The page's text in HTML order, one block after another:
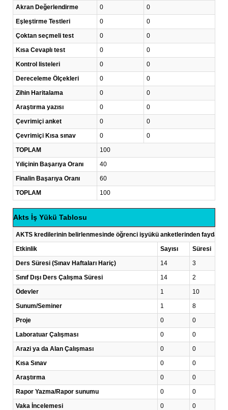
Akran Değerlendirme
0
0
Eşleştirme Testleri
0
0
Çoktan seçmeli test
0
0
Kısa Cevaplı test
0
0
Kontrol listeleri
0
0
Dereceleme Ölçekleri
0
0
Zihin Haritalama
0
0
Araştırma yazısı
0
0
Çevrimiçi anket
0
0
Çevrimiçi Kısa sınav
0
0
TOPLAM
100
Yıliçinin Başarıya Oranı
40
Finalin Başarıya Oranı
60
TOPLAM
100
Akts İş Yükü Tablosu
AKTS kredilerinin belirlenmesinde öğrenci işyükü anketlerinden
Etkinlik
Sayısı Süresi
Ders Süresi (Sınav Haftaları Hariç)
14 3
Sınıf Dışı Ders Çalışma Süresi
14 2
Ödevler
1 10
Sunum/Seminer
1 8
Proje
0 0
Laboratuar Çalışması
0 0
Arazi ya da Alan Çalışması
0 0
Kısa Sınav
0 0
Araştırma
0 0
Rapor Yazma/Rapor sunumu
0 0
Vaka İncelemesi
0 0